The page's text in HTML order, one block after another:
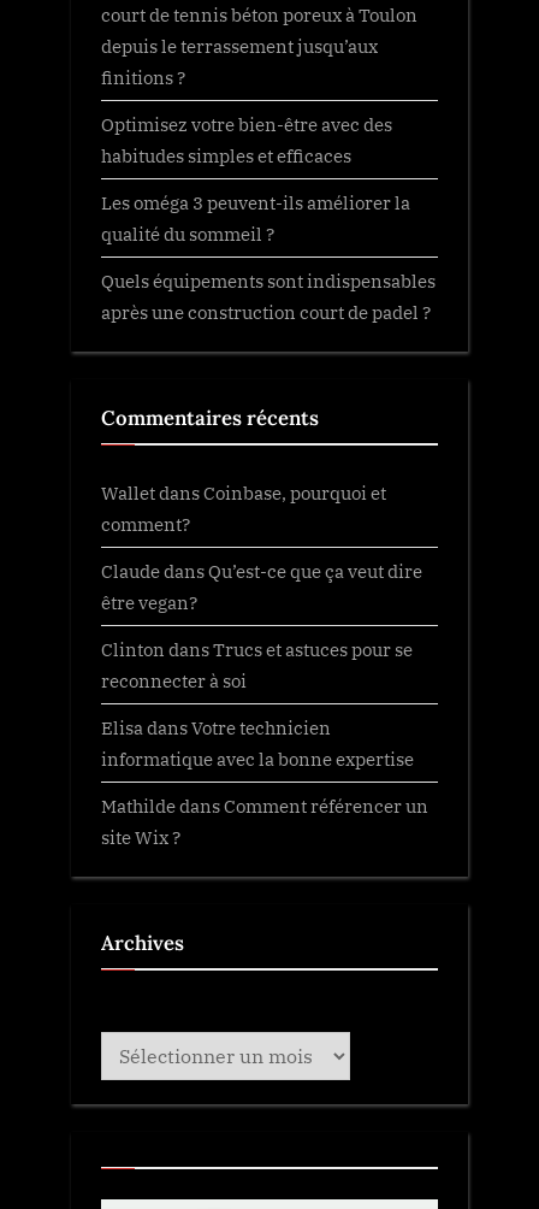
court de tennis béton poreux à Toulon
depuis le terrassement jusqu’aux
finitions ?
Optimisez votre bien-être avec des
habitudes simples et efficaces
Les oméga 3 peuvent-ils améliorer la
qualité du sommeil ?
Quels équipements sont indispensables
après une construction court de padel ?
Commentaires récents
WalletdansCoinbase, pourquoi et
comment?
ClaudedansQu’est-ce que ça veut dire
être vegan?
Clinton dansTrucs et astuces pour se
reconnecter à soi
Elisa dansVotre technicien
informatique avec la bonne expertise
MathildedansComment référencer un
site Wix ?
Archives